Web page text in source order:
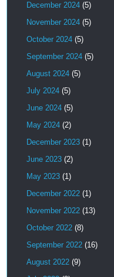
December 2024 (5)
November 2024 (5)
October 2024 (5)
September 2024 (5)
August 2024 (5)
July 2024 (5)
June 2024 (5)
May 2024 (2)
December 2023 (1)
June 2023 (2)
May 2023 (1)
December 2022 (1)
November 2022 (13)
October 2022 (8)
September 2022 (16)
August 2022 (9)